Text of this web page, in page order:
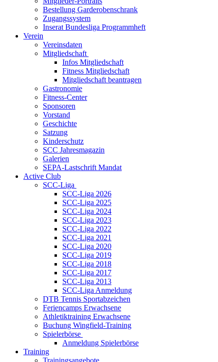
Bestellung Garderobenschrank
Zugangssystem
Inserat Bundesliga Programmheft
Verein
Vereinsdaten
Mitgliedschaft
Infos Mitgliedschaft
Fitness Mitgliedschaft
Mitgliedschaft beantragen
Gastronomie
Fitness-Center
Sponsoren
Vorstand
Geschichte
Satzung
Kinderschutz
SCC Jahresmagazin
Galerien
SEPA-Lastschrift Mandat
Active Club
SCC-Liga
SCC-Liga 2026
SCC-Liga 2025
SCC-Liga 2024
SCC-Liga 2023
SCC-Liga 2022
SCC-Liga 2021
SCC-Liga 2020
SCC-Liga 2019
SCC-Liga 2018
SCC-Liga 2017
SCC-Liga 2013
SCC-Liga Anmeldung
DTB Tennis Sportabzeichen
Feriencamps Erwachsene
Athletiktraining Erwachsene
Buchung Wingfield-Training
Spielerbörse
Anmeldung Spielerbörse
Training
Trainingsangebote